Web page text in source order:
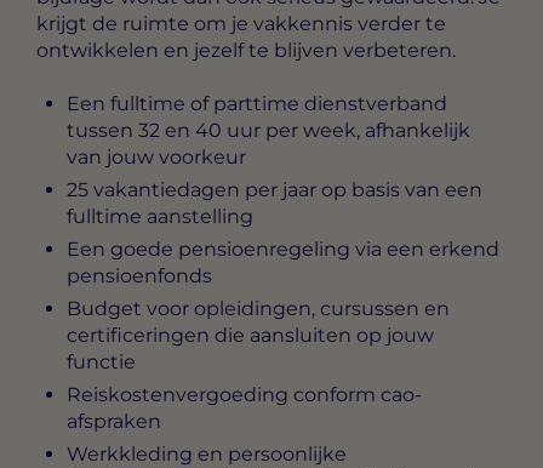
krijgt de ruimte om je vakkennis verder te
ontwikkelen en jezelf te blijven verbeteren.
Een fulltime of parttime dienstverband
tussen 32 en 40 uur per week, afhankelijk
van jouw voorkeur
25 vakantiedagen per jaar op basis van een
fulltime aanstelling
Een goede pensioenregeling via een erkend
pensioenfonds
Budget voor opleidingen, cursussen en
certificeringen die aansluiten op jouw
functie
Reiskostenvergoeding conform cao-
afspraken
Werkkleding en persoonlijke